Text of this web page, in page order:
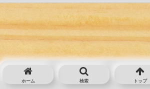
ホーム 検索 トップ